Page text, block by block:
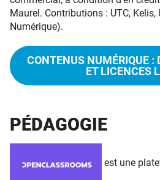
Maurel. Contributions : UTC,
Numérique).
CONTENUS NUMÉRIQUE :
ET LICENCES
PÉDAGOGIE
est une